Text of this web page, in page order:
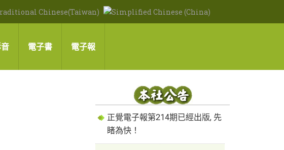
電子書 電子報
正覺電子報第214期已經出版, 先
睹為快！